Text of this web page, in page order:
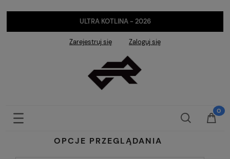
ULTRA KOTLINA - 2026
Zarejestruj się Zaloguj się
OPCJE PRZEGLĄDANIA